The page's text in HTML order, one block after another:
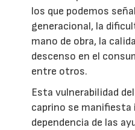
los que podemos
generacional, la
mano de obra, la
descenso en el
entre otros.
Esta vulnerabilidad
caprino se manifiesta
dependencia de las